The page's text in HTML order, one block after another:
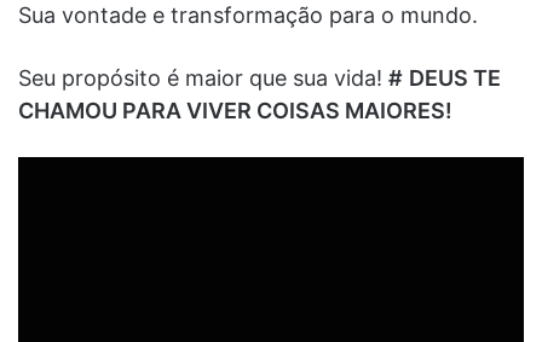
Sua vontade e transformação para o mundo.
Seu propósito é maior que sua vida! # DEUS TE
CHAMOU PARA VIVER COISAS MAIORES!